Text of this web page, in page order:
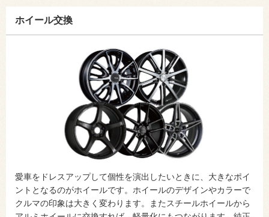
ホイール交換
愛車をドレスアップして個性を演出したいときに、大きなポイ
ントとなるのがホイールです。ホイールのデザインやカラーで
クルマの印象は大きく変わります。またスチールホイールから